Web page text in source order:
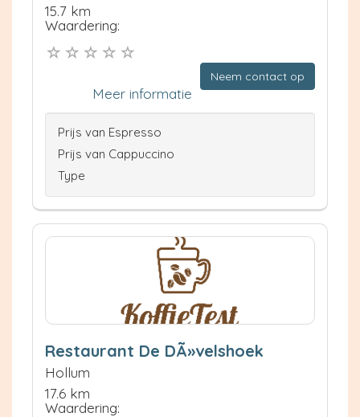
15.7 km
Waardering:
Neem contact op
Meer informatie
Prijs van Espresso
Prijs van Cappuccino
Type
Restaurant De DÃ»velshoek
Hollum
17.6 km
Waardering: